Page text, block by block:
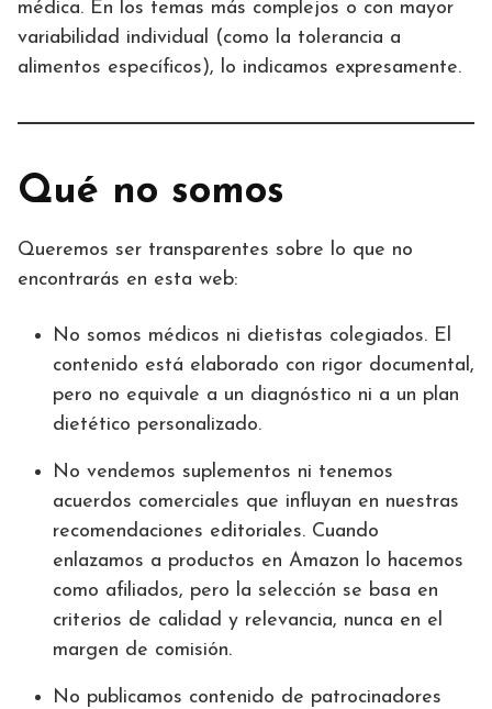
médica. En los temas más complejos o con mayor
variabilidad individual (como la tolerancia a
alimentos específicos), lo indicamos expresamente.
Qué no somos
Queremos ser transparentes sobre lo que no
encontrarás en esta web:
No somos médicos ni dietistas colegiados. El
contenido está elaborado con rigor documental,
pero no equivale a un diagnóstico ni a un plan
dietético personalizado.
No vendemos suplementos ni tenemos
acuerdos comerciales que influyan en nuestras
recomendaciones editoriales. Cuando
enlazamos a productos en Amazon lo hacemos
como afiliados, pero la selección se basa en
criterios de calidad y relevancia, nunca en el
margen de comisión.
No publicamos contenido de patrocinadores